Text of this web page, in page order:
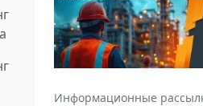
Информационные